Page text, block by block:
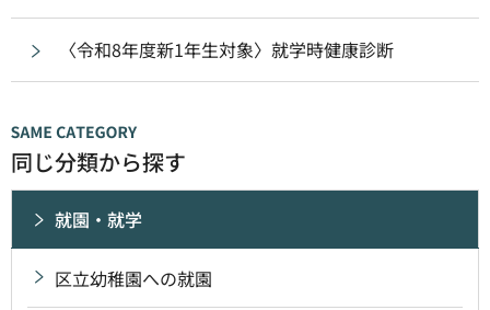
〈令和8年度新1年生対象〉就学時健康診断
同じ分類から探す
就園・就学
区立幼稚園への就園